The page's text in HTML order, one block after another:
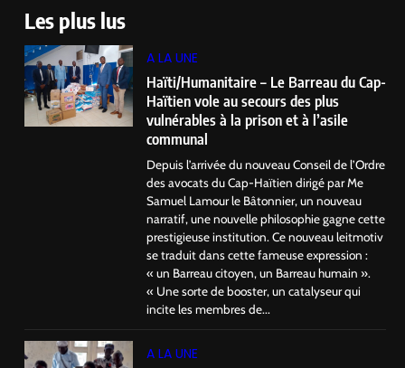
Les plus lus
A LA UNE
Haïti/Humanitaire – Le Barreau du Cap-
Haïtien vole au secours des plus
vulnérables à la prison et à l’asile
communal
Depuis l’arrivée du nouveau Conseil de l’Ordre
des avocats du Cap-Haïtien dirigé par Me
Samuel Lamour le Bâtonnier, un nouveau
narratif, une nouvelle philosophie gagne cette
prestigieuse institution. Ce nouveau leitmotiv
se traduit dans cette fameuse expression :
« un Barreau citoyen, un Barreau humain ».
« Une sorte de booster, un catalyseur qui
incite les membres de...
A LA UNE